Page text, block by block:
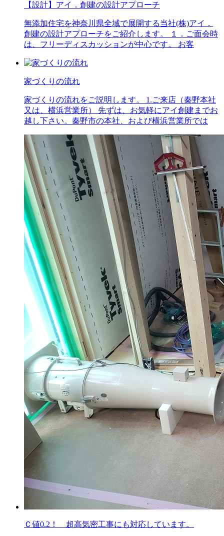
【設計】アイ．創建の設計アプローチ
無添加住宅を神奈川県全域で展開する当社(株)アイ．
創建の設計アプローチをご紹介します。 １．ご面会時
は、フリーディスカッションが中心です。 お客
家づくりの流れ
家づくりの流れをご説明します。 1.ご来店（秦野本社
又は、横浜営業所） 先ずは、お気軽にアイ創建までお
越し下さい。秦野市の本社、および横浜営業所では
Ｃ値0.2！ 超高気密工事にも対応しています。